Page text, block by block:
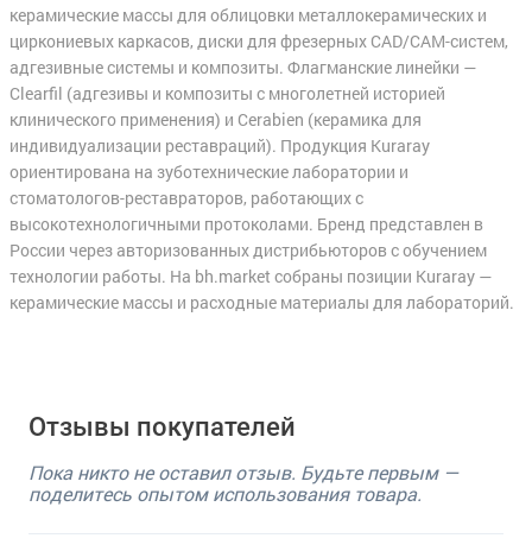
керамические массы для облицовки металлокерамических и
циркониевых каркасов, диски для фрезерных CAD/CAM-систем,
адгезивные системы и композиты. Флагманские линейки —
Clearfil (адгезивы и композиты с многолетней историей
клинического применения) и Cerabien (керамика для
индивидуализации реставраций). Продукция Kuraray
ориентирована на зуботехнические лаборатории и
стоматологов-реставраторов, работающих с
высокотехнологичными протоколами. Бренд представлен в
России через авторизованных дистрибьюторов с обучением
технологии работы. На bh.market собраны позиции Kuraray —
керамические массы и расходные материалы для лабораторий.
Отзывы покупателей
Пока никто не оставил отзыв. Будьте первым —
поделитесь опытом использования товара.